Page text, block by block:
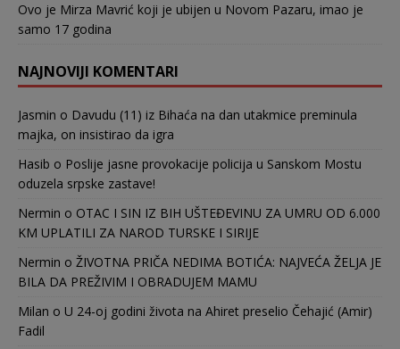
Ovo je Mirza Mavrić koji je ubijen u Novom Pazaru, imao je
samo 17 godina
NAJNOVIJI KOMENTARI
Jasmin o Davudu (11) iz Bihaća na dan utakmice preminula
majka, on insistirao da igra
Hasib o Poslije jasne provokacije policija u Sanskom Mostu
oduzela srpske zastave!
Nermin o OTAC I SIN IZ BIH UŠTEĐEVINU ZA UMRU OD 6.000
KM UPLATILI ZA NAROD TURSKE I SIRIJE
Nermin o ŽIVOTNA PRIČA NEDIMA BOTIĆA: NAJVEĆA ŽELJA JE
BILA DA PREŽIVIM I OBRADUJEM MAMU
Milan o U 24-oj godini života na Ahiret preselio Čehajić (Amir)
Fadil